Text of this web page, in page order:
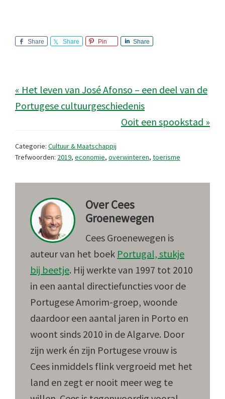
Share Share Pin Share
« Het leven van José Afonso – een deel van de
Portugese cultuurgeschiedenis
Ooit een spookstad »
Categorie: Cultuur & Maatschappij
Trefwoorden: 2019, economie, overwinteren, toerisme
OverCees
Groenewegen
Cees Groenewegen is
auteur van het boek Portugal, stukje
bij beetje. Hij werkte van 1997 tot 2010
in een aantal directiefuncties voor de
Portugese Amorim-groep, woonde
daardoor een aantal jaren in Porto en
woont sinds 2010 in de Algarve. Door
zijn werk én zijn Portugese vrouw is
Cees inmiddels flink vergroeid met het
land en zegt er nooit meer weg te